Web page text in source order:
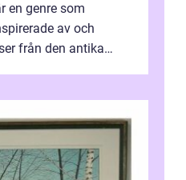
en genre som
av och
från den antika